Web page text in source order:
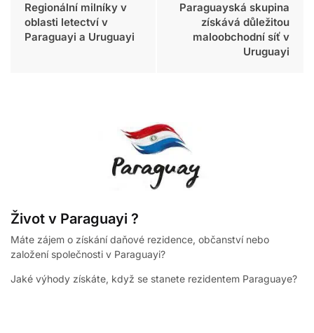
Regionální milníky v
oblasti letectví v
Paraguayi a Uruguayi
Paraguayská skupina
získává důležitou
maloobchodní síť v
Uruguayi
Život v Paraguayi ?
Máte zájem o získání daňové rezidence, občanství nebo
založení společnosti v Paraguayi?
Jaké výhody získáte, když se stanete rezidentem Paraguaye?